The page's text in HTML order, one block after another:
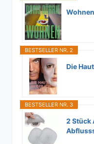
Wohnen
BESTSELLER NR. 2
Die
BESTSELLER NR. 3
2 Stück